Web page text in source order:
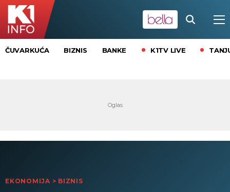
ČUVARKUĆA BIZNIS BANKE K1TV LIVE
EKONOMIJA > BIZNIS